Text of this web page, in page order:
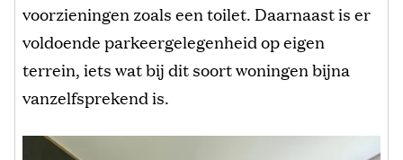
voorzieningen zoals een toilet. Daarnaast is er
voldoende parkeergelegenheid op eigen
terrein, iets wat bij dit soort woningen bijna
vanzelfsprekend is.